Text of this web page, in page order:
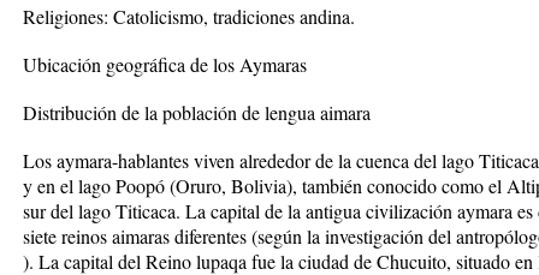
Religiones: Catolicismo, tradiciones andina.
Ubicación geográfica de los Aymaras
Distribución de la población de lengua aimara
Los aymara-hablantes viven alrededor de la cuenca del lago
y en el lago Poopó (Oruro, Bolivia), también conocido como el
sur del lago Titicaca. La capital de la antigua civilización aymara
siete reinos aimaras diferentes (según la investigación del
). La capital del Reino lupaqa fue la ciudad de Chucuito, situado